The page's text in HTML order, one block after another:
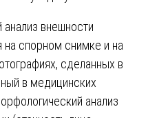
анализ внешности
на спорном снимке и на
сделанных в
в медицинских
анализ